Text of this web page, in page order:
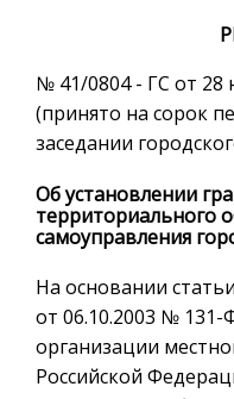
№ 41/0804 - ГС от 28
(принято на сорок
заседании
Об установлении
территориального
самоуправления
На основании
от 06.10.2003 №
организации
Российской